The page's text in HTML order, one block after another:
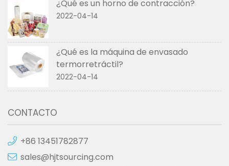
¿Qué es un horno de contracción?
2022-04-14
¿Qué es la máquina de envasado
termorretráctil?
2022-04-14
CONTACTO
+86 13451782877
sales@hjtsourcing.com